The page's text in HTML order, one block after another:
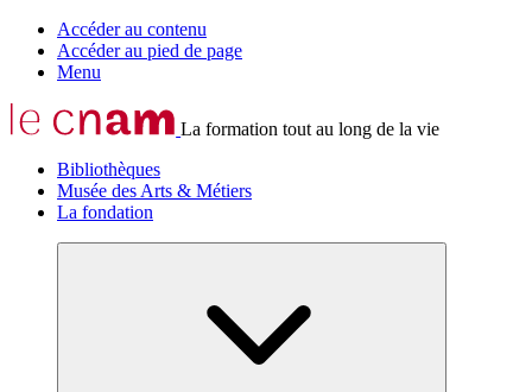
Accéder au contenu
Accéder au pied de page
Menu
La formation tout au long de la vie
Bibliothèques
Musée des Arts & Métiers
La fondation